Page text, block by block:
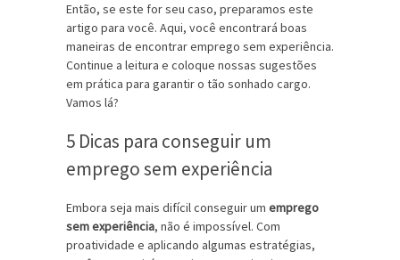
Então, se este for seu caso, preparamos este
artigo para você. Aqui, você encontrará boas
maneiras de encontrar emprego sem experiência.
Continue a leitura e coloque nossas sugestões
em prática para garantir o tão sonhado cargo.
Vamos lá?
5 Dicas para conseguir um
emprego sem experiência
Embora seja mais difícil conseguir um emprego
sem experiência, não é impossível. Com
proatividade e aplicando algumas estratégias,